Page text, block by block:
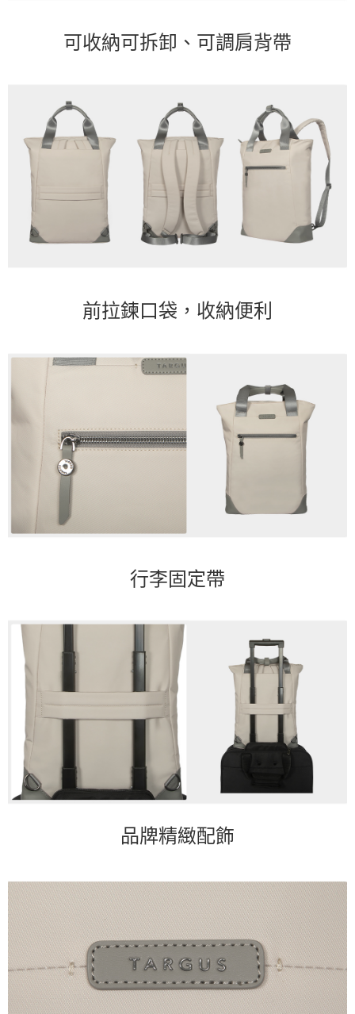
可收納可拆卸、可調肩背帶
前拉鍊口袋，收納便利
行李固定帶
品牌精緻配飾